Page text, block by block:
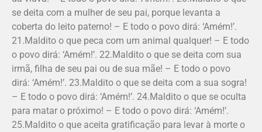
se deita com a mulher de seu pai, porque levanta a
coberta do leito paterno! – E todo o povo dirá: ‘Amém!’.
21.Maldito o que peca com um animal qualquer! – E todo
o povo dirá: ‘Amém!’. 22.Maldito o que se deita com sua
irmã, filha de seu pai ou de sua mãe! – E todo o povo
dirá: ‘Amém!’. 23.Maldito o que se deita com a sua sogra!
– E todo o povo dirá: ‘Amém!’. 24.Maldito o que se oculta
para matar o próximo! – E todo o povo dirá: ‘Amém!’.
25.Maldito o que aceita gratificação para levar à morte o